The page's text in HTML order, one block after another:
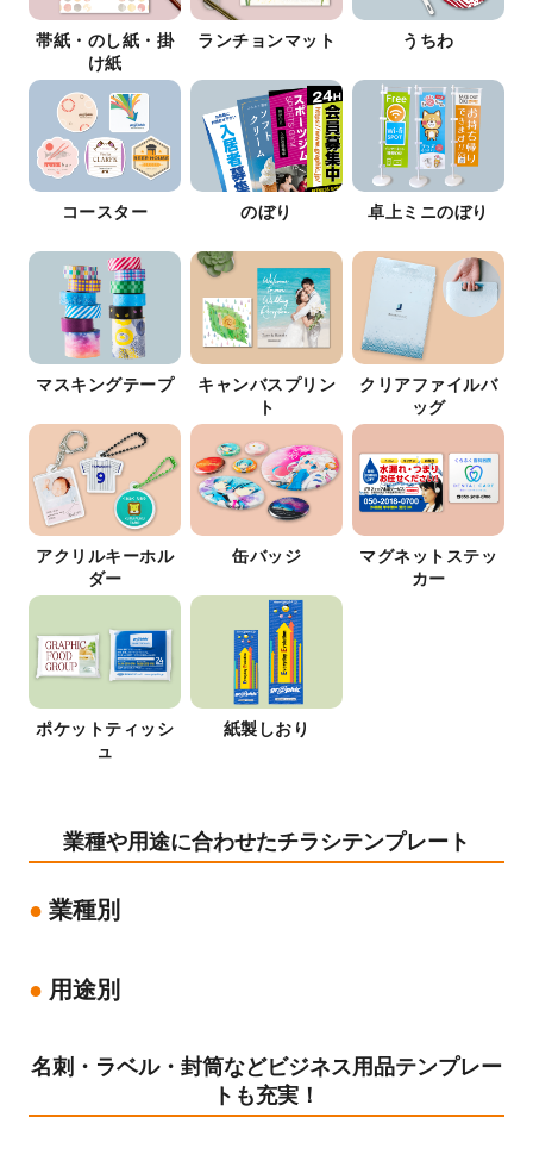
帯紙・のし紙・掛
け紙
ランチョンマット うちわ
コースター のぼり 卓上ミニのぼり
マスキングテープ
キャンバスプリン
ト
クリアファイルバ
ッグ
アクリルキーホル
ダー
缶バッジ
マグネットステッ
カー
ポケットティッシ
ュ
紙製しおり
業種や用途に合わせたチラシテンプレート
業種別
用途別
名刺・ラベル・封筒などビジネス用品テンプレー
トも充実！